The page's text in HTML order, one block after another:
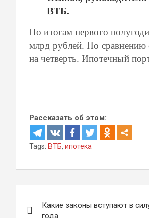
ВТБ.
По итогам первого
млрд рублей. По сравнению
на четверть. Ипотечный
Рассказать об этом:
Tags: ВТБ, ипотека
Какие законы вступают в
года